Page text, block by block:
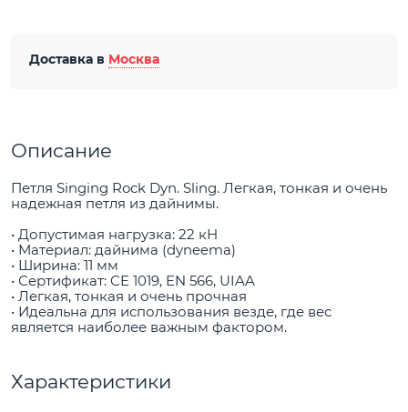
Доставка в Москва
Описание
Петля Singing Rock Dyn. Sling. Легкая, тонкая и очень
надежная петля из дайнимы.
• Допустимая нагрузка: 22 кН
• Материал: дайнима (dyneema)
• Ширина: 11 мм
• Сертификат: CE 1019, EN 566, UIAA
• Легкая, тонкая и очень прочная
• Идеальна для использования везде, где вес
является наиболее важным фактором.
Характеристики